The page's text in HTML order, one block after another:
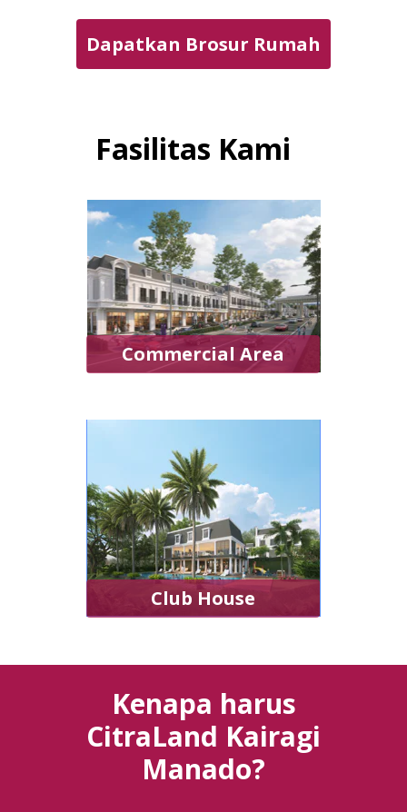
Dapatkan Brosur Rumah
Fasilitas Kami
Club House
Commercial Area
Kenapa harus
CitraLand Kairagi
Manado?